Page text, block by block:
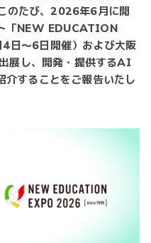
のたび、2026年6月に開
「NEW EDUCATION
日～6日開催）および大阪
展し、開発・提供するAI
介することをご報告いたし